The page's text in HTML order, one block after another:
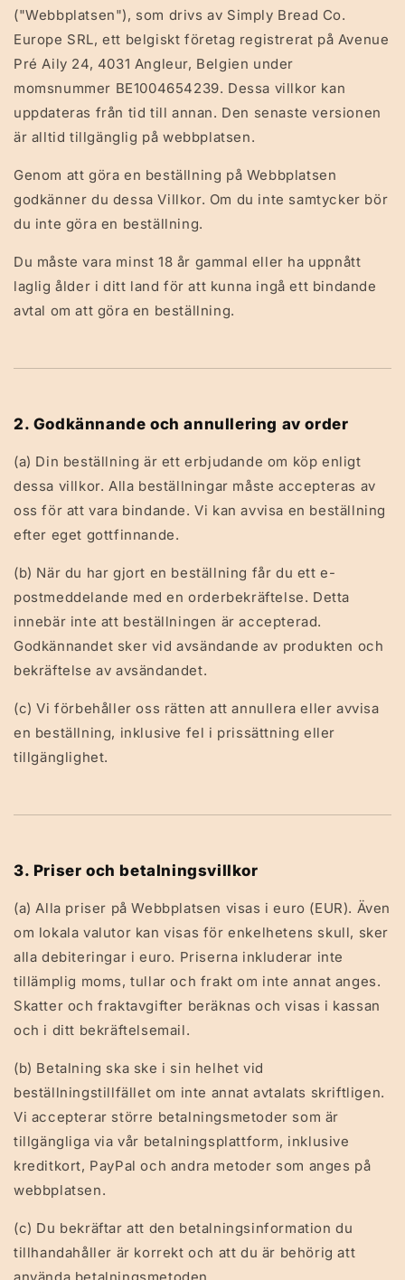
("Webbplatsen"), som drivs av Simply Bread Co.
Europe SRL, ett belgiskt företag registrerat på Avenue
Pré Aily 24, 4031 Angleur, Belgien under
momsnummer BE1004654239. Dessa villkor kan
uppdateras från tid till annan. Den senaste versionen
är alltid tillgänglig på webbplatsen.
Genom att göra en beställning på Webbplatsen
godkänner du dessa Villkor. Om du inte samtycker bör
du inte göra en beställning.
Du måste vara minst 18 år gammal eller ha uppnått
laglig ålder i ditt land för att kunna ingå ett bindande
avtal om att göra en beställning.
2. Godkännande och annullering av order
(a) Din beställning är ett erbjudande om köp enligt
dessa villkor. Alla beställningar måste accepteras av
oss för att vara bindande. Vi kan avvisa en beställning
efter eget gottfinnande.
(b) När du har gjort en beställning får du ett e-
postmeddelande med en orderbekräftelse. Detta
innebär inte att beställningen är accepterad.
Godkännandet sker vid avsändande av produkten och
bekräftelse av avsändandet.
(c) Vi förbehåller oss rätten att annullera eller avvisa
en beställning, inklusive fel i prissättning eller
tillgänglighet.
3. Priser och betalningsvillkor
(a) Alla priser på Webbplatsen visas i euro (EUR). Även
om lokala valutor kan visas för enkelhetens skull, sker
alla debiteringar i euro. Priserna inkluderar inte
tillämplig moms, tullar och frakt om inte annat anges.
Skatter och fraktavgifter beräknas och visas i kassan
och i ditt bekräftelsemail.
(b) Betalning ska ske i sin helhet vid
beställningstillfället om inte annat avtalats skriftligen.
Vi accepterar större betalningsmetoder som är
tillgängliga via vår betalningsplattform, inklusive
kreditkort, PayPal och andra metoder som anges på
webbplatsen.
(c) Du bekräftar att den betalningsinformation du
tillhandahåller är korrekt och att du är behörig att